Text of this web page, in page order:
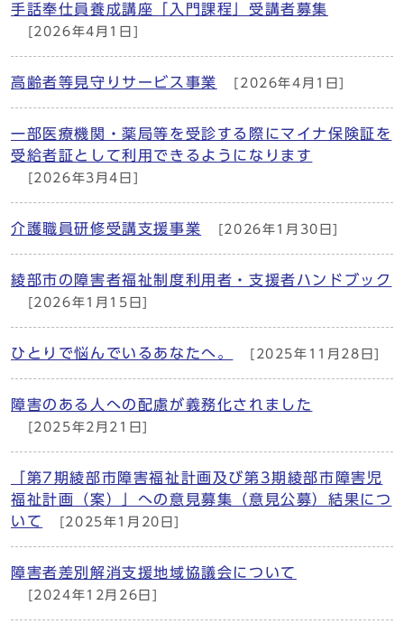
手話奉仕員養成講座「入門課程」受講者募集
[2026年4月1日]
高齢者等見守りサービス事業 [2026年4月1日]
一部医療機関・薬局等を受診する際にマイナ保険証を
受給者証として利用できるようになります
[2026年3月4日]
介護職員研修受講支援事業 [2026年1月30日]
綾部市の障害者福祉制度利用者・支援者ハンドブック
[2026年1月15日]
ひとりで悩んでいるあなたへ。 [2025年11月28日]
障害のある人への配慮が義務化されました
[2025年2月21日]
「第7期綾部市障害福祉計画及び第3期綾部市障害児
福祉計画（案）」への意見募集（意見公募）結果につ
いて
[2025年1月20日]
障害者差別解消支援地域協議会について
[2024年12月26日]